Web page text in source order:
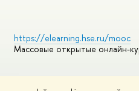
https://elearning.hse.ru/mooc
Массовые открытые онлайн-